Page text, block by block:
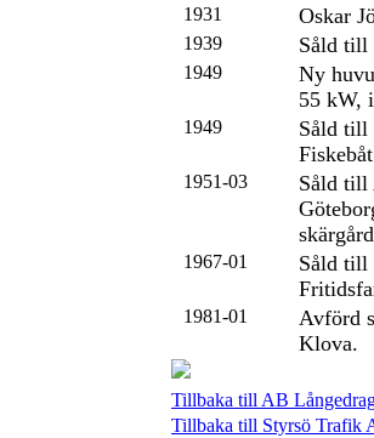
1931 Oskar
1939 Såld till
1949
Ny
55 kW,
1949
Såld till
1951-03
Såld till
1967-01
Såld till
1981-01
Avförd
Klova.
Tillbaka till AB
Tillbaka till Styrsö Trafik